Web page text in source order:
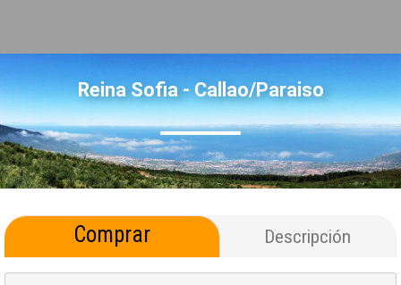
Reina Sofia - Callao/Paraiso
Comprar Descripción